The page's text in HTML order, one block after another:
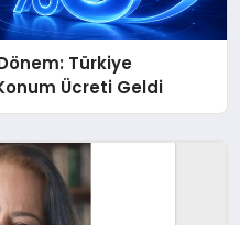
Türkiye
Ücreti Geldi